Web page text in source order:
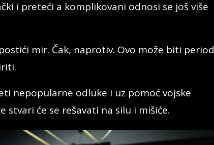
i preteći a komplikovani odnosi se još više
mir. Čak, naprotiv. Ovo može biti period
nepopularne odluke i uz pomoć vojske
će se rešavati na silu i mišiće.